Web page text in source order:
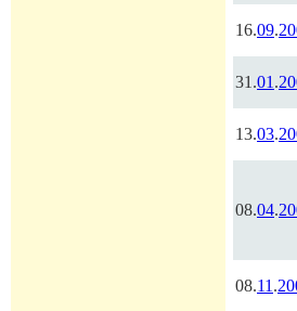
16.09.
31.01.
13.03.
08.04.
08.11.